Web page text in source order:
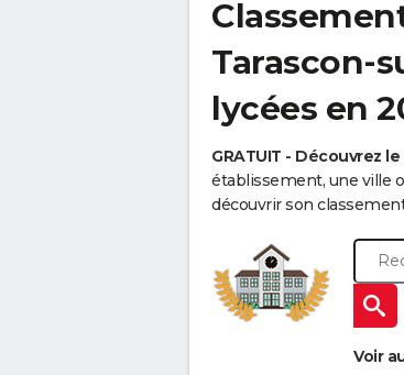
Tarascon-
lycées en
GRATUIT - Découvrez
établissement, une ville
découvrir son
Voir